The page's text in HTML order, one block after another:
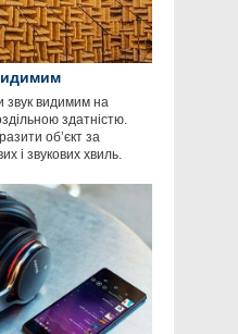
звук видимим на
здатністю.
об’єкт за
і звукових хвиль.